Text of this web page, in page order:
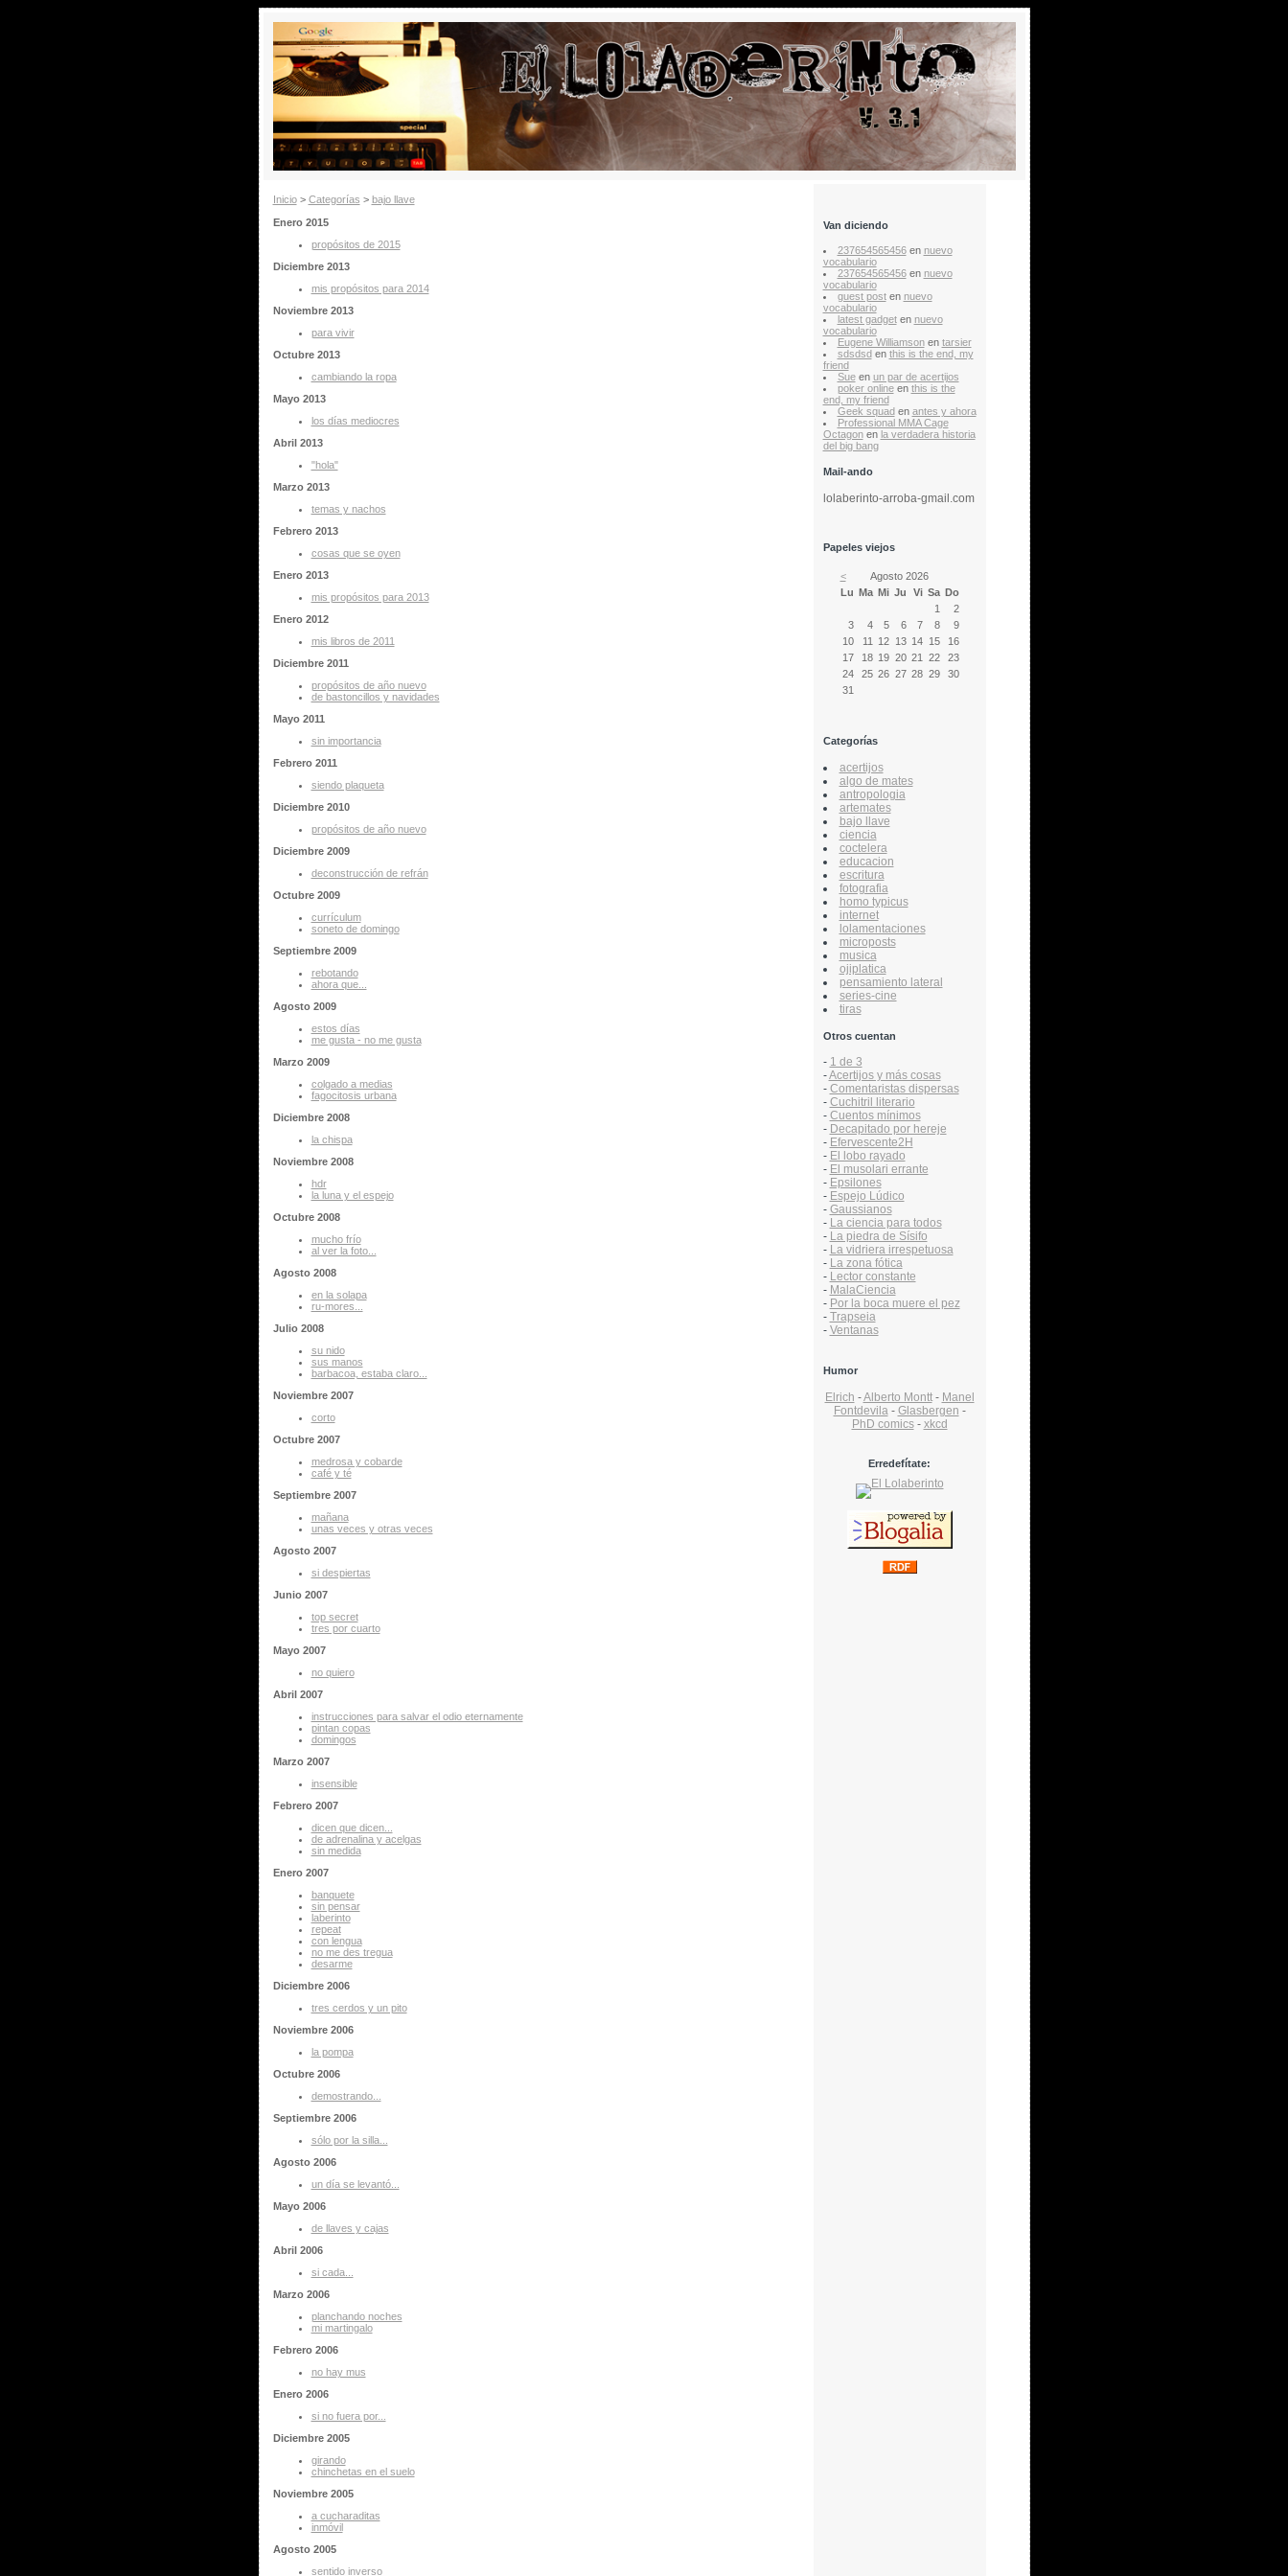
Inicio> Categorías > bajo llave
Enero 2015
propósitos de 2015
Diciembre 2013
mis propósitos para 2014
Noviembre 2013
para vivir
Octubre 2013
cambiando la ropa
Mayo 2013
los días mediocres
Abril 2013
"hola"
Marzo 2013
temas y nachos
Febrero 2013
cosas que se oyen
Enero 2013
mis propósitos para 2013
Enero 2012
mis libros de 2011
Diciembre 2011
propósitos de año nuevo
de bastoncillos y navidades
Mayo 2011
sin importancia
Febrero 2011
siendo plaqueta
Diciembre 2010
propósitos de año nuevo
Diciembre 2009
deconstrucción de refrán
Octubre 2009
currículum
soneto de domingo
Septiembre 2009
rebotando
ahora que...
Agosto 2009
estos días
me gusta - no me gusta
Marzo 2009
colgado a medias
fagocitosis urbana
Diciembre 2008
la chispa
Noviembre 2008
hdr
la luna y el espejo
Octubre 2008
mucho frío
al ver la foto...
Agosto 2008
en la solapa
ru-mores...
Julio 2008
su nido
sus manos
barbacoa, estaba claro...
Noviembre 2007
corto
Octubre 2007
medrosa y cobarde
café y té
Septiembre 2007
mañana
unas veces y otras veces
Agosto 2007
si despiertas
Junio 2007
top secret
tres por cuarto
Mayo 2007
no quiero
Abril 2007
instrucciones para salvar el odio eternamente
pintan copas
domingos
Marzo 2007
insensible
Febrero 2007
dicen que dicen...
de adrenalina y acelgas
sin medida
Enero 2007
banquete
sin pensar
laberinto
repeat
con lengua
no me des tregua
desarme
Diciembre 2006
tres cerdos y un pito
Noviembre 2006
la pompa
Octubre 2006
demostrando...
Septiembre 2006
sólo por la silla...
Agosto 2006
un día se levantó...
Mayo 2006
de llaves y cajas
Abril 2006
si cada...
Marzo 2006
planchando noches
mi martingalo
Febrero 2006
no hay mus
Enero 2006
si no fuera por...
Diciembre 2005
girando
chinchetas en el suelo
Noviembre 2005
a cucharaditas
inmóvil
Agosto 2005
sentido inverso
Van diciendo
237654565456en nuevo
vocabulario
237654565456en nuevo
vocabulario
guest posten nuevo
vocabulario
latest gadgeten nuevo
vocabulario
Eugene Williamsonen tarsier
sdsdsd en this is the end, my
friend
Sueen un par de acertijos
poker onlineen this is the
end, my friend
Geek squad en antes y ahora
Professional MMA Cage
Octagonen la verdadera historia
del big bang
Mail-ando
lolaberinto-arroba-gmail.com
Papeles viejos
<
Agosto 2026
Lu Ma Mi Ju Vi Sa Do
1
2
3
4 5 6 7 8
9
10
11 12 13 14 15
16
17
18 19 20 21 22
23
24
25 26 27 28 29
30
31
Categorías
acertijos
algo de mates
antropologia
artemates
bajo llave
ciencia
coctelera
educacion
escritura
fotografia
homo typicus
internet
lolamentaciones
microposts
musica
ojiplatica
pensamiento lateral
series-cine
tiras
Otros cuentan
- 1 de 3
-Acertijos y más cosas
- Comentaristas dispersas
- Cuchitril literario
- Cuentos mínimos
- Decapitado por hereje
- Efervescente2H
- El lobo rayado
- El musolari errante
- Epsilones
- Espejo Lúdico
- Gaussianos
- La ciencia para todos
- La piedra de Sísifo
- La vidriera irrespetuosa
- La zona fótica
- Lector constante
- MalaCiencia
- Por la boca muere el pez
- Trapseia
- Ventanas
Humor
Elrich -Alberto Montt- Manel
Fontdevila - Glasbergen -
PhD comics- xkcd
Erredefítate: